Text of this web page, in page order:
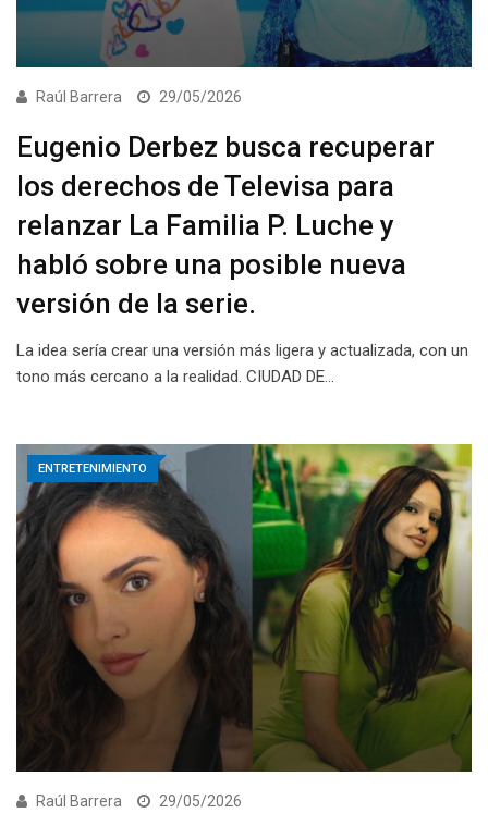
Raúl Barrera 29/05/2026
Eugenio Derbez busca recuperar
los derechos de Televisa para
relanzar La Familia P. Luche y
habló sobre una posible nueva
versión de la serie.
La idea sería crear una versión más ligera y actualizada, con un
tono más cercano a la realidad. CIUDAD DE…
ENTRETENIMIENTO
Raúl Barrera 29/05/2026